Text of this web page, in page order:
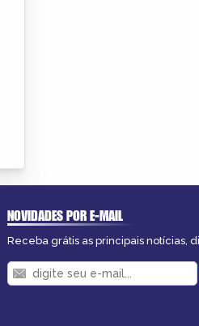
NOVIDADES POR E-MAIL
Receba grátis as principais notícias,